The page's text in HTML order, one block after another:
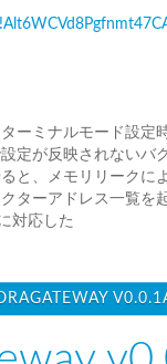
ーミナルモード設定
定が反映されないバ
と、メモリリークに
ターアドレス一覧を
対応した